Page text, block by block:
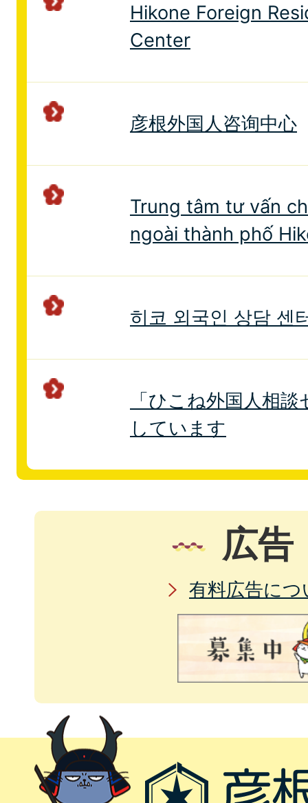
Hikone Foreign
Center
彦根外国人咨询中心
Trung tâm tư vấn
ngoài thành phố
히코 외국인 상담 센
「ひこね外国人相
しています
広告
有料広告につ